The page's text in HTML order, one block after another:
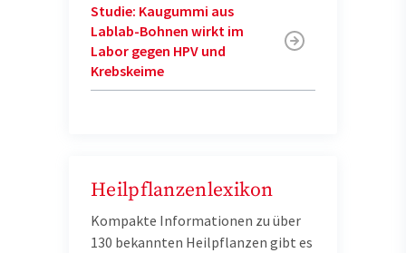
Studie: Kaugummi aus
Lablab-Bohnen wirkt im
Labor gegen HPV und
Krebskeime
Heilpflanzenlexikon
Kompakte Informationen zu über
130 bekannten Heilpflanzen gibt es